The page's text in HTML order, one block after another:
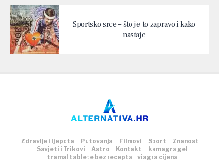
Sportsko srce – što je to zapravo i kako
nastaje
Zdravlje i ljepota Putovanja Filmovi Sport
Znanost
Savjeti i Trikovi
Astro Kontakt
kamagra gel
tramal tablete bez recepta
viagra cijena